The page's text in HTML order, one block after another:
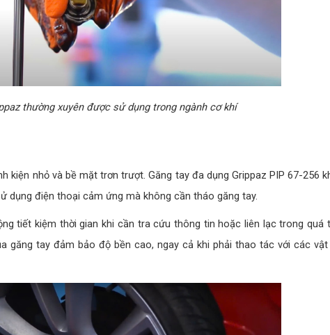
thường xuyên được sử dụng trong ngành cơ khí
kiện nhỏ và bề mặt trơn trượt. Găng tay đa dụng Grippaz PIP 67-256
dụng điện thoại cảm ứng mà không cần tháo găng tay.
tiết kiệm thời gian khi cần tra cứu thông tin hoặc liên lạc trong quá
găng tay đảm bảo độ bền cao, ngay cả khi phải thao tác với các